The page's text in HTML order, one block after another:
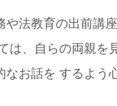
法教育の出前講
は、自らの両親を
お話を するよう